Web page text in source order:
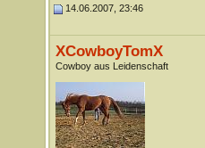
14.06.2007, 23:46
XCowboyTomX
Cowboy aus Leidenschaft